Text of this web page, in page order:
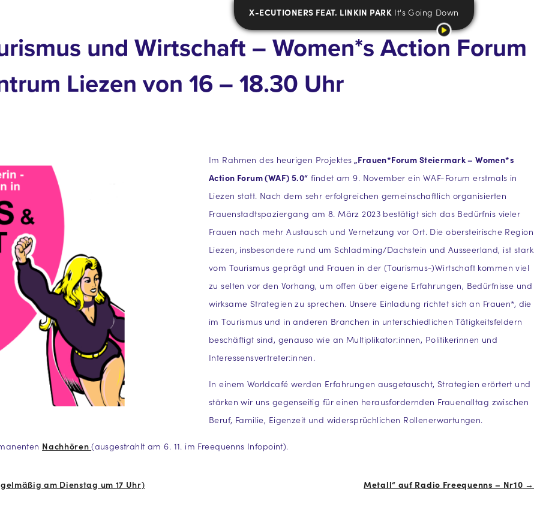
X-ECUTIONERS FEAT. LINKIN PARK It's Going Down
und Wirtschaft – Women*s Action Forum
Liezen von 16 – 18.30 Uhr
Im Rahmen des heurigen Projektes „Frauen*Forum Steiermark – Women*s
Action Forum (WAF) 5.0“ findet am 9. November ein WAF-Forum erstmals in
Liezen statt. Nach dem sehr erfolgreichen gemeinschaftlich organisierten
Frauenstadtspaziergang am 8. März 2023 bestätigt sich das Bedürfnis vieler
Frauen nach mehr Austausch und Vernetzung vor Ort. Die obersteirische Region
Liezen, insbesondere rund um Schladming/Dachstein und Ausseerland, ist stark
vom Tourismus geprägt und Frauen in der (Tourismus-)Wirtschaft kommen viel
zu selten vor den Vorhang, um offen über eigene Erfahrungen, Bedürfnisse und
wirksame Strategien zu sprechen. Unsere Einladung richtet sich an Frauen*, die
im Tourismus und in anderen Branchen in unterschiedlichen Tätigkeitsfeldern
beschäftigt sind, genauso wie an Multiplikator:innen, Politikerinnen und
Interessensvertreter:innen.
In einem Worldcafé werden Erfahrungen ausgetauscht, Strategien erörtert und
stärken wir uns gegenseitig für einen herausfordernden Frauenalltag zwischen
Beruf, Familie, Eigenzeit und widersprüchlichen Rollenerwartungen.
Nachhören(ausgestrahlt am 6. 11. im Freequenns Infopoint).
am Dienstag um 17 Uhr) Metall“ auf Radio Freequenns – Nr10 →